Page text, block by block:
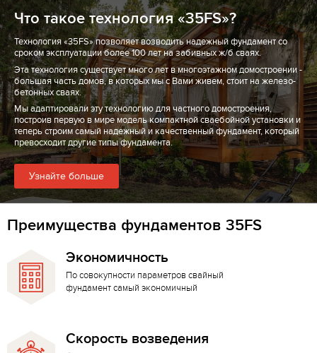
Что такое технология «35FS»?
Технология «35FS» позволяет возводить надежный фундамент со
сроком эксплуатации более 100 лет на забивных ж/б сваях.
Эта технология существует много лет в многоэтажном домостроении -
большая часть домов, в которых мы с Вами живем, стоит на железо-
бетонных сваях.
Мы адаптировали эту технологию для частного домостроения,
построив первую в мире модель компактной сваебойной установки и
теперь строим самый надежный и качественный фундамент, который
превосходит другие типы фундамента.
Узнайте больше
Преимущества фундаментов 35FS
Экономичность
По совокупности параметров свайный
фундамент самый экономичный
Скорость возведения